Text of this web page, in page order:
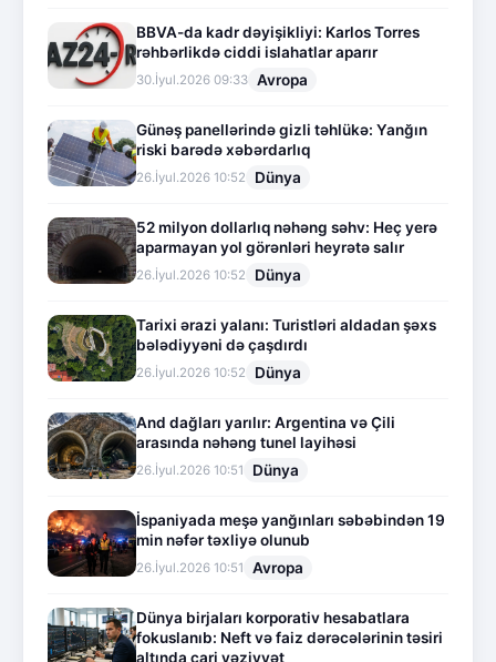
BBVA-da kadr dəyişikliyi: Karlos Torres
rəhbərlikdə ciddi islahatlar aparır
30.İyul.2026 09:33 Avropa
Günəş panellərində gizli təhlükə: Yanğın
riski barədə xəbərdarlıq
26.İyul.2026 10:52 Dünya
52 milyon dollarlıq nəhəng səhv: Heç yerə
aparmayan yol görənləri heyrətə salır
26.İyul.2026 10:52 Dünya
Tarixi ərazi yalanı: Turistləri aldadan şəxs
bələdiyyəni də çaşdırdı
26.İyul.2026 10:52 Dünya
And dağları yarılır: Argentina və Çili
arasında nəhəng tunel layihəsi
26.İyul.2026 10:51 Dünya
İspaniyada meşə yanğınları səbəbindən 19
min nəfər təxliyə olunub
26.İyul.2026 10:51 Avropa
Dünya birjaları korporativ hesabatlara
fokuslanıb: Neft və faiz dərəcələrinin təsiri
altında cari vəziyyət